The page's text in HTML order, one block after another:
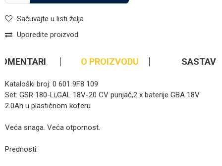
Sačuvajte u listi želja
Uporedite proizvod
O PROIZVODU SASTAV
Kataloški broj: 0 601 9F8 109
Set: GSR 180-Li,GAL 18V-20 CV punjač,2 x baterije GBA 18V
2.0Ah u plastičnom koferu
Veća snaga. Veća otpornost.
Prednosti: